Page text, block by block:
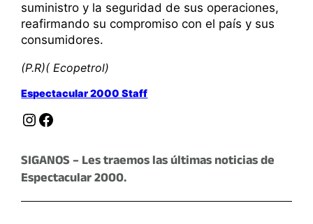
suministro y la seguridad de sus operaciones,
reafirmando su compromiso con el país y sus
consumidores.
(P.R)( Ecopetrol)
Espectacular 2000 Staff
Instagram Facebook
SIGANOS – Les traemos las últimas noticias de
Espectacular 2000.